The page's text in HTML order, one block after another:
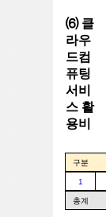
⑹ 클
라우
드컴
퓨팅
서비
스 활
용비
구분
1
총계